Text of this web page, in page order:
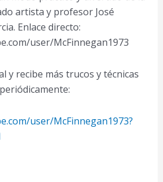
artista y profesor José
Enlace directo:
user/McFinnegan1973
y recibe más trucos y técnicas
user/McFinnegan1973?